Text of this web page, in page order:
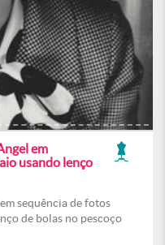
em
usando lenço
sequência de fotos
de bolas no pescoço